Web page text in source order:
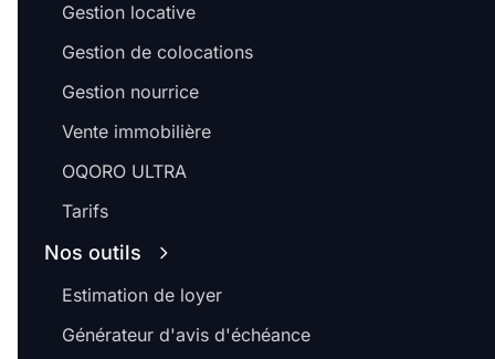
Gestion locative
Gestion de colocations
Gestion nourrice
Vente immobilière
OQORO ULTRA
Tarifs
Nos outils
Estimation de loyer
Générateur d'avis d'échéance